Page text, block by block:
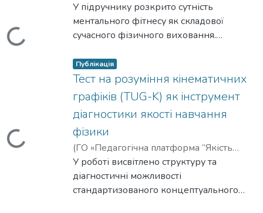
Вантажиться...
Шамич Олександр Миколайович
Крупеня Світлана Василівна;
Андріянова Валентина Анатолівна
У підручнику розкрито сутність
ментального фітнесу як складової
сучасного фізичного виховання.
психічного здоров’я та його
взаємозв’язок із фізичною активністю.
Висвітлено механізми розвитку
когнітивних функцій, емоційної
стійкості та стресостійкості.
Проаналізовано роль фізичних вправ у
підтримці психологічного благополуччя
студентів. Подано сучасні підходи до
формування навичок саморегуляції та
усвідомленості. Описано практичні
Вантажиться...
listelement.badge.dso-type
Публікація ,
Тест на розуміння кінематичних
графіків (TUG-K) як інструмент
діагностики якості навчання
фізики
(ГО «Педагогічна платформа “Якість
освіти”», 2026-07-31)
Григорчук Олександр Михайлович
Клапченко Василь Іванович;
У роботі висвітлено структуру та
діагностичні можливості
стандартизованого концептуального